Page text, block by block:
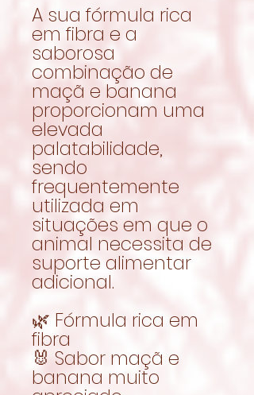
A sua fórmula rica
em fibra e a
saborosa
combinação de
maçã e banana
proporcionam uma
elevada
palatabilidade,
sendo
frequentemente
utilizada em
situações em que o
animal necessita de
suporte alimentar
adicional.
🌿 Fórmula rica em
fibra
🐰 Sabor maçã e
banana muito